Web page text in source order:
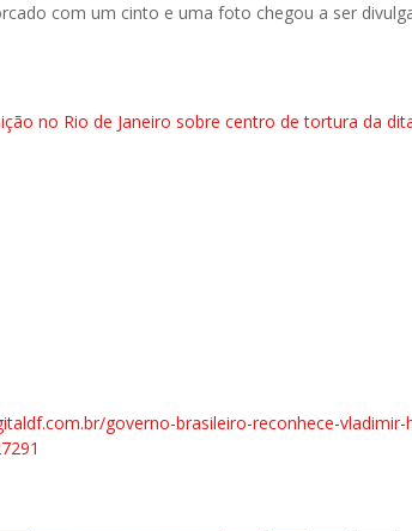
com um cinto e uma foto chegou a ser
no Rio de Janeiro sobre centro de tortura da
governo-brasileiro-reconhece-